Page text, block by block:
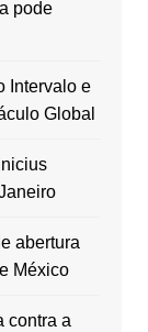
pode
Intervalo e
Global
abertura
México
contra a